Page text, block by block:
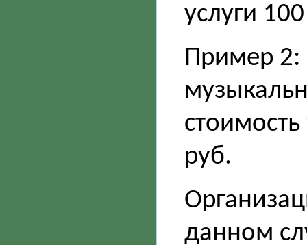
услуги
Пример 2:
руб.
данном